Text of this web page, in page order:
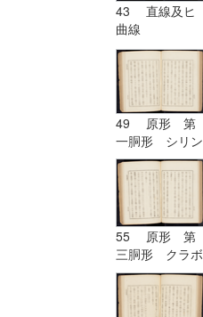
43 直線及ヒ
曲線
49 原形 第
一胴形 シリン
ドル
55 原形 第
三胴形 クラボ
イド